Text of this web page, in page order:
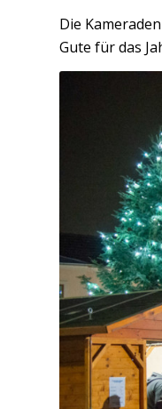
Die
Gute für das